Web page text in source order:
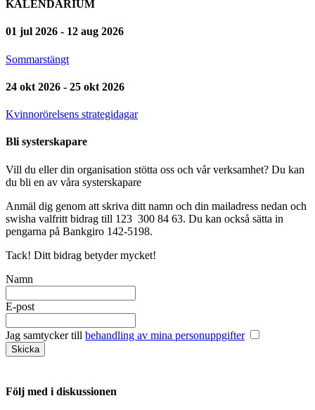
KALENDARIUM
01 jul 2026 - 12 aug 2026
Sommarstängt
24 okt 2026 - 25 okt 2026
Kvinnorörelsens strategidagar
Bli systerskapare
Vill du eller din organisation stötta oss och vår verksamhet? Du kan
du bli en av våra systerskapare
Anmäl dig genom att skriva ditt namn och din mailadress nedan och
swisha valfritt bidrag till 123 300 84 63. Du kan också sätta in
pengarna på Bankgiro 142-5198.
Tack! Ditt bidrag betyder mycket!
Namn
E-post
Jag samtycker till behandling av mina personuppgifter
Följ med i diskussionen